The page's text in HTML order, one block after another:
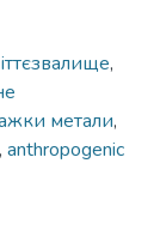
,
метали,
, anthropogenic